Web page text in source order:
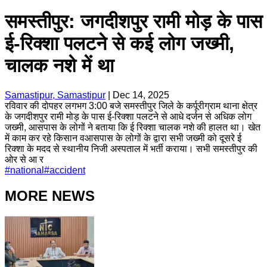
समस्तीपुर: जगदीशपुर रामी मोड़ के पास
ई-रिक्शा पलटने से कई लोग जख्मी,
चालक नशे में था
Samastipur, Samastipur
Dec 14, 2025
रविवार की दोपहर लगभग 3:00 बजे समस्तीपुर जिले के कर्पूरीग्राम थाना क्षेत्र
के जगदीशपुर रामी मोड़ के पास ई-रिक्शा पलटने से आधे दर्जन से अधिक लोग
जख्मी, आसपास के लोगों ने बताया कि ई रिक्शा चालक नशे की हालत था। खेत
में काम कर रहे किसान वआसपास के लोगों के द्वारा सभी जख्मी को दूसरे ई
रिक्शा के मदद से स्थानीय निजी अस्पताल में भर्ती कराया। सभी समस्तीपुर की
ओर से आ र
#national #accident
MORE NEWS